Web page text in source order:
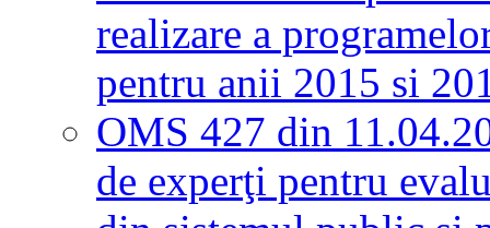
realizare a
pentru anii 2015 si
OMS 427 din
de experţi pentru